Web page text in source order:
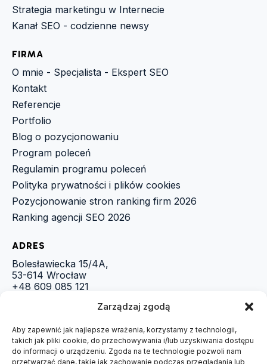
Zarządzaj zgodą
Aby zapewnić jak najlepsze wrażenia, korzystamy z technologii,
takich jak pliki cookie, do przechowywania i/lub uzyskiwania dostępu
do informacji o urządzeniu. Zgoda na te technologie pozwoli nam
przetwarzać dane, takie jak zachowanie podczas przeglądania lub
Strategia marketingu w Internecie
Kanał SEO - codzienne newsy
FIRMA
O mnie - Specjalista - Ekspert SEO
Kontakt
Referencje
Portfolio
Blog o pozycjonowaniu
Program poleceń
Regulamin programu poleceń
Polityka prywatności i plików cookies
Pozycjonowanie stron ranking firm 2026
Ranking agencji SEO 2026
ADRES
Bolesławiecka 15/4A,
53-614 Wrocław
+48 609 085 121
WhatsApp
NARZĘDZIA